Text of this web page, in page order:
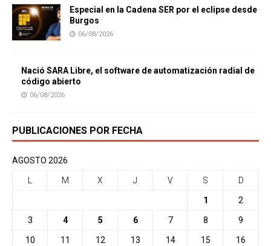
Especial en la Cadena SER por el eclipse desde
Burgos
06/08/2026
Nació SARA Libre, el software de automatización radial de
código abierto
06/08/2026
PUBLICACIONES POR FECHA
AGOSTO 2026
M X J V S D
1 2
3 4 5 6 7 8 9
10 11 12 13 14 15 16